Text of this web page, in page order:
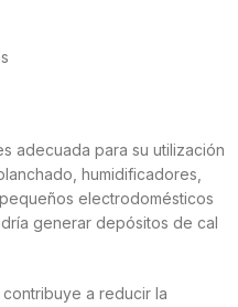
adecuada para su utilización
humidificadores,
electrodomésticos
generar depósitos de cal
a reducir la